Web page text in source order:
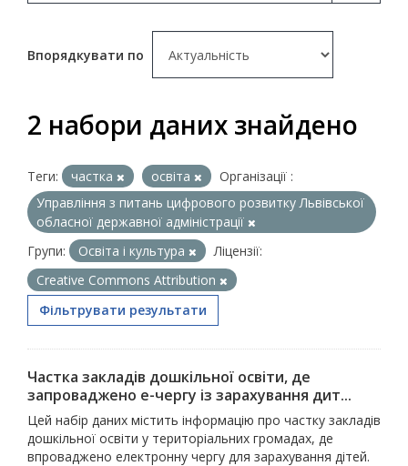
Впорядкувати по
2 набори даних знайдено
Теги: частка освіта
Організації :
Управління з питань цифрового розвитку Львівської
обласної державної адміністрації
Групи:
Освіта і культура
Ліцензії:
Creative Commons Attribution
Фільтрувати результати
Частка закладів дошкільної освіти, де
запроваджено е-чергу із зарахування дит...
Цей набір даних містить інформацію про частку закладів
дошкільної освіти у територіальних громадах, де
впроваджено електронну чергу для зарахування дітей.